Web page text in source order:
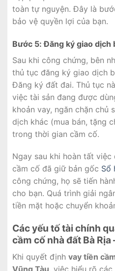
toàn tự nguyện. Đây là
bảo vệ quyền lợi của bạn.
Bước 5: Đăng ký giao dịch
Sau khi công chứng, bên
thủ tục đăng ký giao dịch
Đăng ký đất đai. Thủ tục
việc tài sản đang được
khoản vay, ngăn chặn chủ
dịch khác (mua bán, tặng
trong thời gian cầm cố.
Ngay sau khi hoàn tất việc
cầm cố đã giữ bản gốc Sổ
công chứng, họ sẽ tiến
cho bạn. Quá trình giải
tiền mặt hoặc chuyển
Các yếu tố tài chính
cầm cố nhà đất Bà Rịa
Khi quyết định vay tiền
Vũng Tàu, việc hiểu rõ